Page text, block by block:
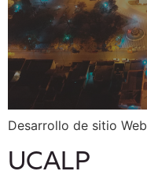
Desarrollo de sitio Web
UCALP